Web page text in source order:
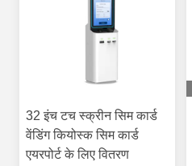
32 इंच टच स्क्रीन सिम कार्ड
वेंडिंग कियोस्क सिम कार्ड
एयरपोर्ट के लिए वितरण